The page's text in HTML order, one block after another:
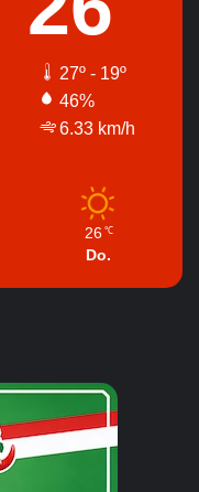
27º - 19º
46%
6.33 km/h
26 ℃
Do.